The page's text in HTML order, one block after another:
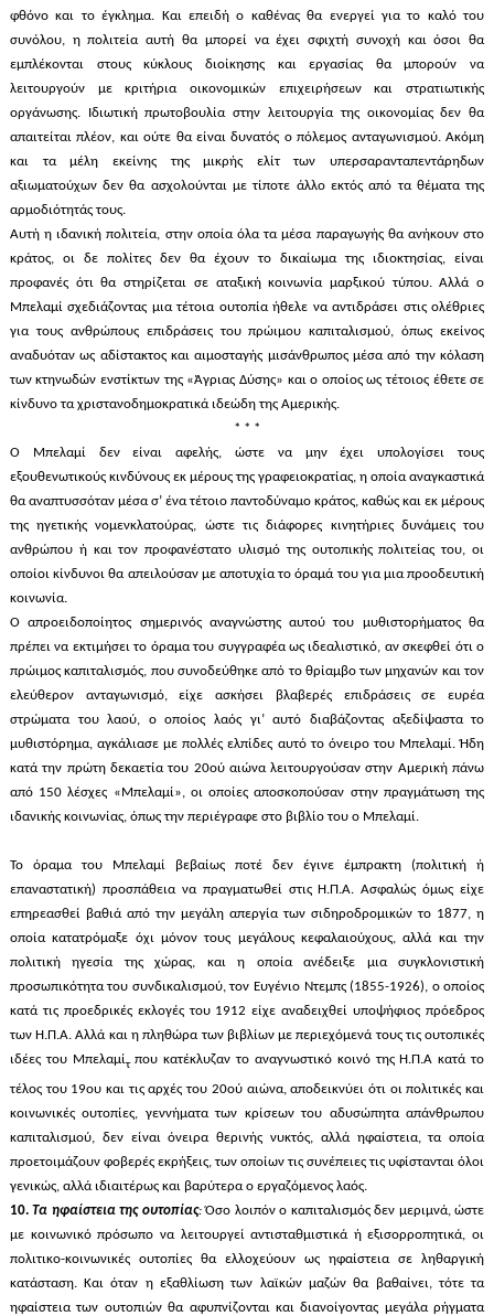
φθόνο και το έγκλημα. Και επειδή ο καθένας θα ενεργεί για το καλό του
συνόλου, η πολιτεία αυτή θα μπορεί να έχει σφιχτή συνοχή και όσοι θα
εμπλέκονται στους κύκλους διοίκησης και εργασίας θα μπορούν να
λειτουργούν με κριτήρια οικονομικών επιχειρήσεων και στρατιωτικής
οργάνωσης. Ιδιωτική πρωτοβουλία στην λειτουργία της οικονομίας δεν θα
απαιτείται πλέον, και ούτε θα είναι δυνατός ο πόλεμος ανταγωνισμού. Ακόμη
και τα μέλη εκείνης της μικρής ελίτ των υπερσαρανταπεντάρηδων
αξιωματούχων δεν θα ασχολούνται με τίποτε άλλο εκτός από τα θέματα της
αρμοδιότητάς τους.
Αυτή η ιδανική πολιτεία, στην οποία όλα τα μέσα παραγωγής θα ανήκουν στο
κράτος, οι δε πολίτες δεν θα έχουν το δικαίωμα της ιδιοκτησίας, είναι
προφανές ότι θα στηρίζεται σε αταξική κοινωνία μαρξικού τύπου. Αλλά ο
Μπελαμί σχεδιάζοντας μια τέτοια ουτοπία ήθελε να αντιδράσει στις ολέθριες
για τους ανθρώπους επιδράσεις του πρώιμου καπιταλισμού, όπως εκείνος
αναδυόταν ως αδίστακτος και αιμοσταγής μισάνθρωπος μέσα από την κόλαση
των κτηνωδών ενστίκτων της «Άγριας Δύσης» και ο οποίος ως τέτοιος έθετε σε
κίνδυνο τα χριστανοδημοκρατικά ιδεώδη της Αμερικής.
* * *
Ο Μπελαμί δεν είναι αφελής, ώστε να μην έχει υπολογίσει τους
εξουθενωτικούς κινδύνους εκ μέρους της γραφειοκρατίας, η οποία αναγκαστικά
θα αναπτυσσόταν μέσα σ’ ένα τέτοιο παντοδύναμο κράτος, καθώς και εκ μέρους
της ηγετικής νομενκλατούρας, ώστε τις διάφορες κινητήριες δυνάμεις του
ανθρώπου ή και τον προφανέστατο υλισμό της ουτοπικής πολιτείας του, οι
οποίοι κίνδυνοι θα απειλούσαν με αποτυχία το όραμά του για μια προοδευτική
κοινωνία.
Ο απροειδοποίητος σημερινός αναγνώστης αυτού του μυθιστορήματος θα
πρέπει να εκτιμήσει το όραμα του συγγραφέα ως ιδεαλιστικό, αν σκεφθεί ότι ο
πρώιμος καπιταλισμός, που συνοδεύθηκε από το θρίαμβο των μηχανών και τον
ελεύθερον ανταγωνισμό, είχε ασκήσει βλαβερές επιδράσεις σε ευρέα
στρώματα του λαού, ο οποίος λαός γι’ αυτό διαβάζοντας αξεδίψαστα το
μυθιστόρημα, αγκάλιασε με πολλές ελπίδες αυτό το όνειρο του Μπελαμί. Ήδη
κατά την πρώτη δεκαετία του 20ού αιώνα λειτουργούσαν στην Αμερική πάνω
από 150 λέσχες «Μπελαμί», οι οποίες αποσκοπούσαν στην πραγμάτωση της
ιδανικής κοινωνίας, όπως την περιέγραφε στο βιβλίο του ο Μπελαμί.
Το όραμα του Μπελαμί βεβαίως ποτέ δεν έγινε έμπρακτη (πολιτική ή
επαναστατική) προσπάθεια να πραγματωθεί στις Η.Π.Α. Ασφαλώς όμως είχε
επηρεασθεί βαθιά από την μεγάλη απεργία των σιδηροδρομικών το 1877, η
οποία κατατρόμαξε όχι μόνον τους μεγάλους κεφαλαιούχους, αλλά και την
πολιτική ηγεσία της χώρας, και η οποία ανέδειξε μια συγκλονιστική
προσωπικότητα του συνδικαλισμού, τον Ευγένιο Ντεμπς (1855-1926), ο οποίος
κατά τις προεδρικές εκλογές του 1912 είχε αναδειχθεί υποψήφιος πρόεδρος
των Η.Π.Α. Αλλά και η πληθώρα των βιβλίων με περιεχόμενά τους τις ουτοπικές
ιδέες του Μπελαμίτπου κατέκλυζαν το αναγνωστικό κοινό της Η.Π.Α κατά το
τέλος του 19ου και τις αρχές του 20ού αιώνα, αποδεικνύει ότι οι πολιτικές και
κοινωνικές ουτοπίες, γεννήματα των κρίσεων του αδυσώπητα απάνθρωπου
καπιταλισμού, δεν είναι όνειρα θερινής νυκτός, αλλά ηφαίστεια, τα οποία
προετοιμάζουν φοβερές εκρήξεις, των οποίων τις συνέπειες τις υφίστανται όλοι
γενικώς, αλλά ιδιαιτέρως και βαρύτερα ο εργαζόμενος λαός.
10.Τα ηφαίστεια της ουτοπίας:Όσο λοιπόν ο καπιταλισμός δεν μεριμνά, ώστε
με κοινωνικό πρόσωπο να λειτουργεί αντισταθμιστικά ή εξισορροπητικά, οι
πολιτικο-κοινωνικές ουτοπίες θα ελλοχεύουν ως ηφαίστεια σε ληθαργική
κατάσταση. Και όταν η εξαθλίωση των λαϊκών μαζών θα βαθαίνει, τότε τα
ηφαίστεια των ουτοπιών θα αφυπνίζονται και διανοίγοντας μεγάλα ρήγματα